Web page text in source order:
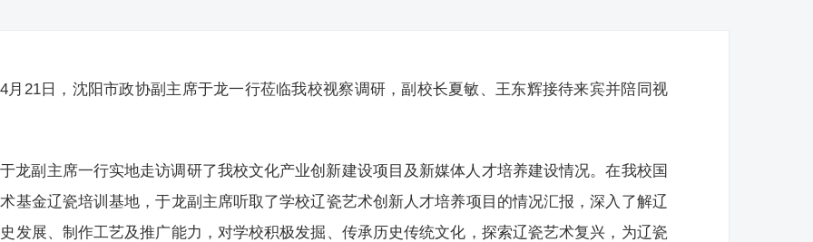
4月21日，沈阳市政协副主席于龙一行莅临我校视察调研，副校长夏敏、王东辉接待来宾并陪同视
于龙副主席一行实地走访调研了我校文化产业创新建设项目及新媒体人才培养建设情况。在我校国
基金辽瓷培训基地，于龙副主席听取了学校辽瓷艺术创新人才培养项目的情况汇报，深入了解辽
发展、制作工艺及推广能力，对学校积极发掘、传承历史传统文化，探索辽瓷艺术复兴，为辽瓷